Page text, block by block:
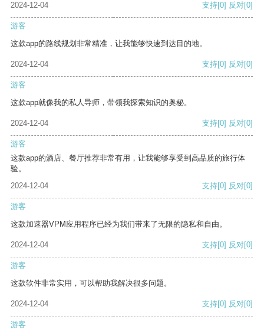
2024-12-04
支持[0] 反对[0]
游客
这款app的路线规划非常精准，让我能够快速到达目的地。
2024-12-04 支持[0] 反对[0]
游客
这款app就像我的私人导师，带领我探索知识的奥秘。
2024-12-04 支持[0] 反对[0]
游客
这款app的酒店、餐厅推荐非常有用，让我能够享受到高品质的旅行体
验。
2024-12-04
支持[0] 反对[0]
游客
这款加速器VPM应用程序已经为我们带来了无限的隐私和自由。
2024-12-04 支持[0] 反对[0]
游客
这款软件非常实用，可以帮助我解决很多问题。
2024-12-04 支持[0] 反对[0]
游客